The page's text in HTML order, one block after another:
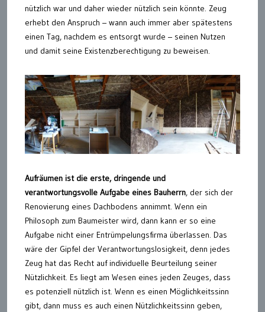
nützlich war und daher wieder nützlich sein könnte. Zeug
erhebt den Anspruch – wann auch immer aber spätestens
einen Tag, nachdem es entsorgt wurde – seinen Nutzen
und damit seine Existenzberechtigung zu beweisen.
Aufräumen ist die erste, dringende und
verantwortungsvolle Aufgabe eines Bauherrn, der sich der
Renovierung eines Dachbodens annimmt. Wenn ein
Philosoph zum Baumeister wird, dann kann er so eine
Aufgabe nicht einer Entrümpelungsfirma überlassen. Das
wäre der Gipfel der Verantwortungslosigkeit, denn jedes
Zeug hat das Recht auf individuelle Beurteilung seiner
Nützlichkeit. Es liegt am Wesen eines jeden Zeuges, dass
es potenziell nützlich ist. Wenn es einen Möglichkeitssinn
gibt, dann muss es auch einen Nützlichkeitssinn geben,